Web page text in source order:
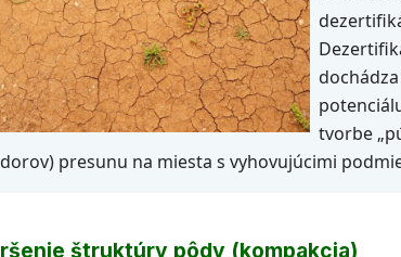
tvorbe
presunu na miesta s vyhovujúcimi
štruktúry pôdy (kompakcia)